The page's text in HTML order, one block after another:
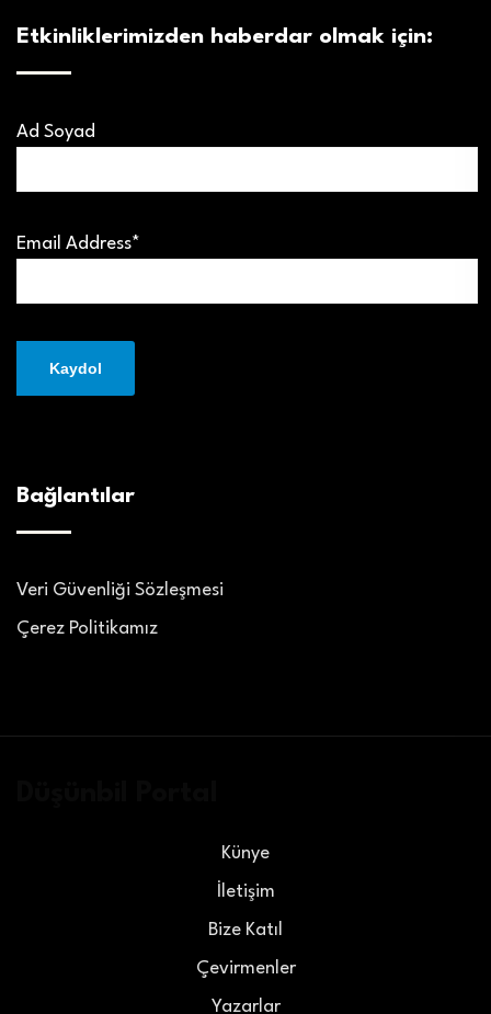
Etkinliklerimizden haberdar olmak için:
Ad Soyad
Email Address*
Bağlantılar
Veri Güvenliği Sözleşmesi
Çerez Politikamız
Künye
İletişim
Bize Katıl
Çevirmenler
Yazarlar